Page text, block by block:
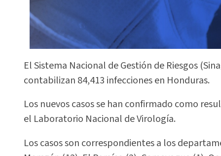
El Sistema Nacional de Gestión de Riesgos
contabilizan 84,413 infecciones en Honduras.
Los nuevos casos se han confirmado como
el Laboratorio Nacional de Virología.
Los casos son correspondientes a los